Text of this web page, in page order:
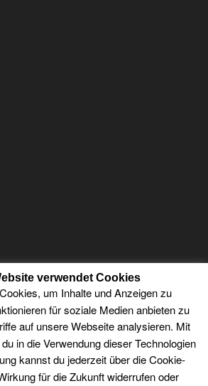
verwendet Cookies
um Inhalte und Anzeigen zu
für soziale Medien anbieten zu
auf unsere Webseite analysieren. Mit
in die Verwendung dieser Technologien
kannst du jederzeit über die Cookie-
für die Zukunft widerrufen oder